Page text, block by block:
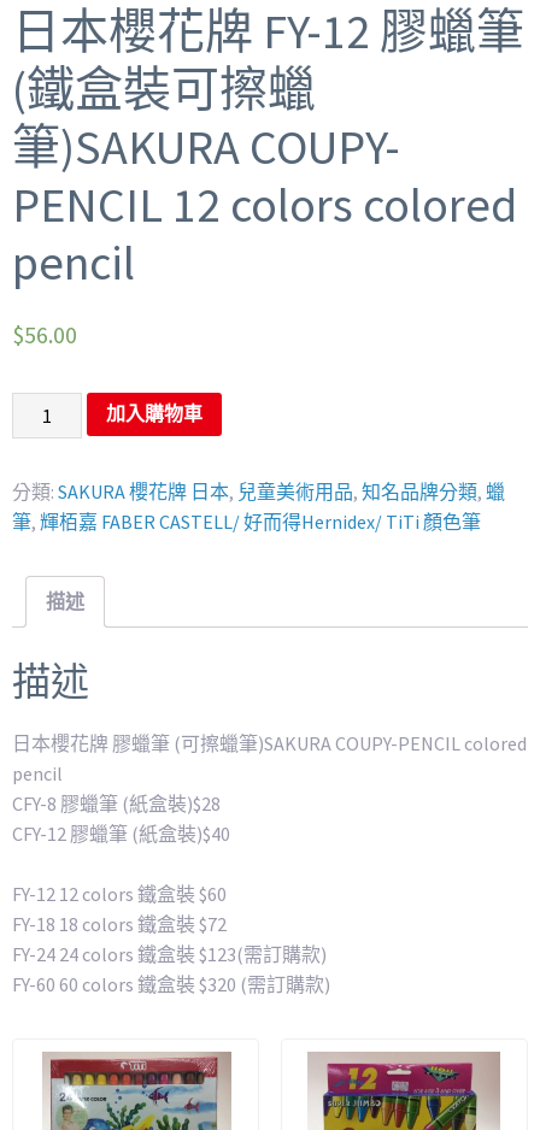
日本櫻花牌 FY-12 膠蠟筆
(鐵盒裝可擦蠟
筆)SAKURA COUPY-
PENCIL 12 colors colored
pencil
$56.00
加入購物車
分類: SAKURA 櫻花牌 日本, 兒童美術用品, 知名品牌分類, 蠟
筆, 輝栢嘉 FABER CASTELL/ 好而得Hernidex/ TiTi 顏色筆
描述
描述
日本櫻花牌 膠蠟筆 (可擦蠟筆)SAKURA COUPY-PENCIL colored
pencil
CFY-8 膠蠟筆 (紙盒裝)$28
CFY-12 膠蠟筆 (紙盒裝)$40
FY-12 12 colors 鐵盒裝 $60
FY-18 18 colors 鐵盒裝 $72
FY-24 24 colors 鐵盒裝 $123(需訂購款)
FY-60 60 colors 鐵盒裝 $320 (需訂購款)